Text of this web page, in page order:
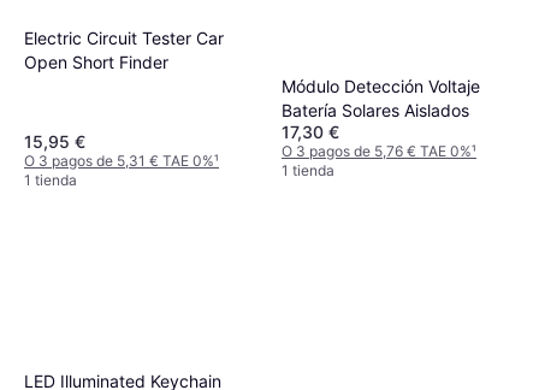
Electric Circuit Tester Car
Open Short Finder
15,95 €
O 3 pagos de 5,31 € TAE 0%¹
1 tienda
Módulo Detección Voltaje
Batería Solares Aislados
17,30 €
O 3 pagos de 5,76 € TAE 0%¹
1 tienda
LED Illuminated Keychain